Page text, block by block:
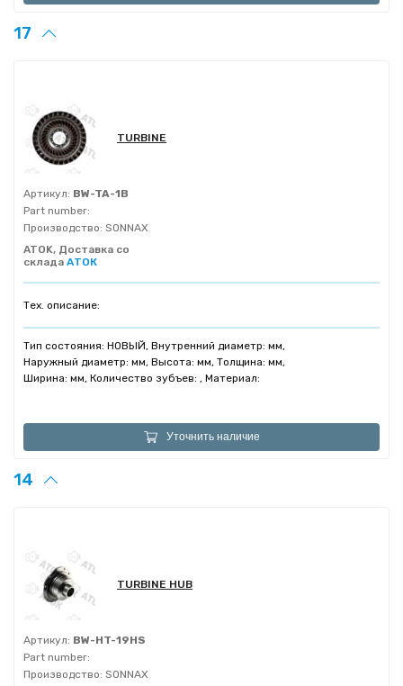
17
TURBINE
Артикул: BW-TA-1B
Part number:
Производство: SONNAX
ATOK, Доставка со
склада АТОК
Тех. описание:
Тип состояния: НОВЫЙ, Внутренний диаметр: мм,
Наружный диаметр: мм, Высота: мм, Толщина: мм,
Ширина: мм, Количество зубъев: , Материал:
Уточнить наличие
14
TURBINE HUB
Артикул: BW-HT-19HS
Part number:
Производство: SONNAX